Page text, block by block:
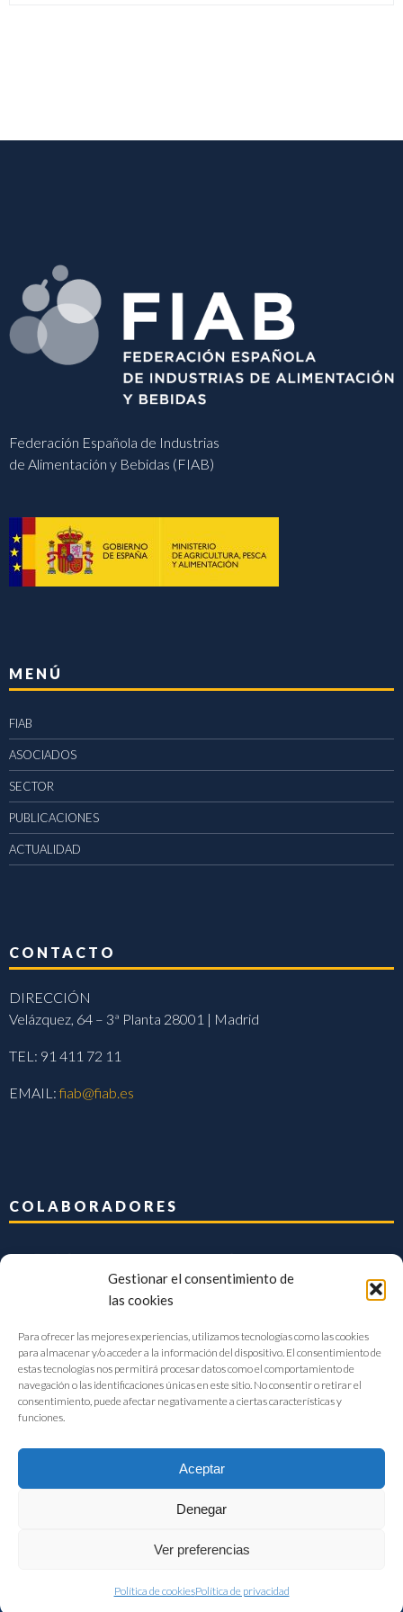
Gestionar el consentimiento de
las cookies
Para ofrecer las mejores experiencias, utilizamos tecnologías como las cookies
para almacenar y/o acceder a la información del dispositivo. El consentimiento de
estas tecnologías nos permitirá procesar datos como el comportamiento de
navegación o las identificaciones únicas en este sitio. No consentir o retirar el
consentimiento, puede afectar negativamente a ciertas características y
funciones.
Aceptar
Denegar
Ver preferencias
Política de cookiesPolítica de privacidad
Federación Española de Industrias
de Alimentación y Bebidas (FIAB)
MENÚ
FIAB
ASOCIADOS
SECTOR
PUBLICACIONES
ACTUALIDAD
CONTACTO
DIRECCIÓN
Velázquez, 64 – 3ª Planta 28001 | Madrid
TEL: 91 411 72 11
EMAIL:fiab@fiab.es
COLABORADORES
FIAB Federación Española de Industrias de la Alimentación y Bebidas